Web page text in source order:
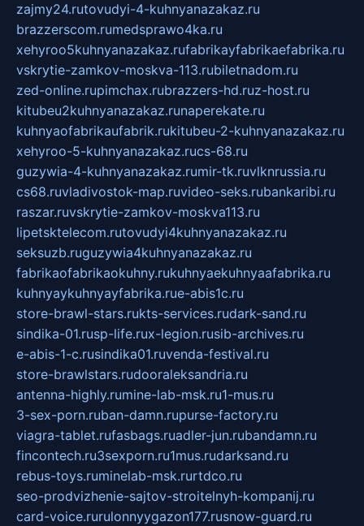
zajmy24.rutovudyi-4-kuhnyanazakaz.ru
brazzerscom.rumedsprawo4ka.ru
xehyroo5kuhnyanazakaz.rufabrikayfabrikaefabrika.ru
vskrytie-zamkov-moskva-113.rubiletnadom.ru
zed-online.rupimchax.rubrazzers-hd.ruz-host.ru
kitubeu2kuhnyanazakaz.runaperekate.ru
kuhnyaofabrikaufabrik.rukitubeu-2-kuhnyanazakaz.ru
xehyroo-5-kuhnyanazakaz.rucs-68.ru
guzywia-4-kuhnyanazakaz.rumir-tk.ruvlknrussia.ru
cs68.ruvladivostok-map.ruvideo-seks.rubankaribi.ru
raszar.ruvskrytie-zamkov-moskva113.ru
lipetsktelecom.rutovudyi4kuhnyanazakaz.ru
seksuzb.ruguzywia4kuhnyanazakaz.ru
fabrikaofabrikaokuhny.rukuhnyaekuhnyaafabrika.ru
kuhnyaykuhnyayfabrika.rue-abis1c.ru
store-brawl-stars.rukts-services.rudark-sand.ru
sindika-01.rusp-life.rux-legion.rusib-archives.ru
e-abis-1-c.rusindika01.ruvenda-festival.ru
store-brawlstars.rudooraleksandria.ru
antenna-highly.rumine-lab-msk.ru1-mus.ru
3-sex-porn.ruban-damn.rupurse-factory.ru
viagra-tablet.rufasbags.ruadler-jun.rubandamn.ru
fincontech.ru3sexporn.ru1mus.rudarksand.ru
rebus-toys.ruminelab-msk.rurtdco.ru
seo-prodvizhenie-sajtov-stroitelnyh-kompanij.ru
card-voice.rurulonnyygazon177.rusnow-guard.ru